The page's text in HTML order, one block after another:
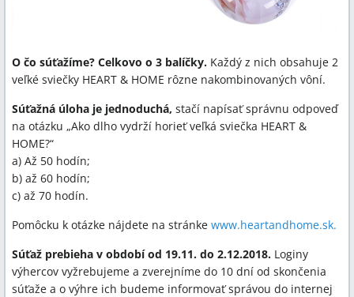
O čo súťažíme? Celkovo o 3 balíčky. Každý z nich obsahuje 2
veľké sviečky HEART & HOME rôzne nakombinovaných vôní.
Súťažná úloha je jednoduchá, stačí napísať správnu odpoveď
na otázku „Ako dlho vydrží horieť veľká sviečka HEART &
HOME?“
a) Až 50 hodín;
b) až 60 hodín;
c) až 70 hodín.
Pomôcku k otázke nájdete na stránke www.heartandhome.sk.
Súťaž prebieha v období od 19.11. do 2.12.2018. Loginy
výhercov vyžrebujeme a zverejníme do 10 dní od skončenia
súťaže a o výhre ich budeme informovať správou do internej